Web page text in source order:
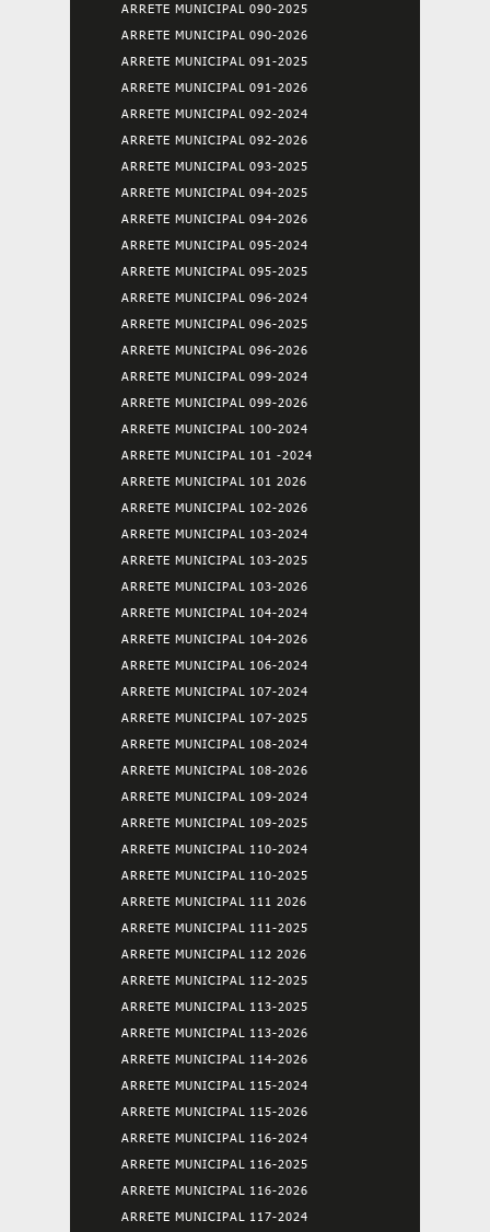
ARRETE MUNICIPAL 090-2025
ARRETE MUNICIPAL 090-2026
ARRETE MUNICIPAL 091-2025
ARRETE MUNICIPAL 091-2026
ARRETE MUNICIPAL 092-2024
ARRETE MUNICIPAL 092-2026
ARRETE MUNICIPAL 093-2025
ARRETE MUNICIPAL 094-2025
ARRETE MUNICIPAL 094-2026
ARRETE MUNICIPAL 095-2024
ARRETE MUNICIPAL 095-2025
ARRETE MUNICIPAL 096-2024
ARRETE MUNICIPAL 096-2025
ARRETE MUNICIPAL 096-2026
ARRETE MUNICIPAL 099-2024
ARRETE MUNICIPAL 099-2026
ARRETE MUNICIPAL 100-2024
ARRETE MUNICIPAL 101 -2024
ARRETE MUNICIPAL 101 2026
ARRETE MUNICIPAL 102-2026
ARRETE MUNICIPAL 103-2024
ARRETE MUNICIPAL 103-2025
ARRETE MUNICIPAL 103-2026
ARRETE MUNICIPAL 104-2024
ARRETE MUNICIPAL 104-2026
ARRETE MUNICIPAL 106-2024
ARRETE MUNICIPAL 107-2024
ARRETE MUNICIPAL 107-2025
ARRETE MUNICIPAL 108-2024
ARRETE MUNICIPAL 108-2026
ARRETE MUNICIPAL 109-2024
ARRETE MUNICIPAL 109-2025
ARRETE MUNICIPAL 110-2024
ARRETE MUNICIPAL 110-2025
ARRETE MUNICIPAL 111 2026
ARRETE MUNICIPAL 111-2025
ARRETE MUNICIPAL 112 2026
ARRETE MUNICIPAL 112-2025
ARRETE MUNICIPAL 113-2025
ARRETE MUNICIPAL 113-2026
ARRETE MUNICIPAL 114-2026
ARRETE MUNICIPAL 115-2024
ARRETE MUNICIPAL 115-2026
ARRETE MUNICIPAL 116-2024
ARRETE MUNICIPAL 116-2025
ARRETE MUNICIPAL 116-2026
ARRETE MUNICIPAL 117-2024